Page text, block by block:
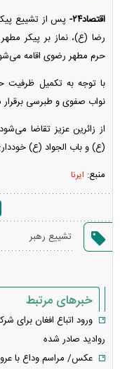
اقتصاد۲۴-
پس از تشییع
رضا (ع)، نماز بر پیکر
حرم مطهر رضوی اقامه
با توجه به تکمیل ظرفیت
نواب صفوی و طبرسی
از زائرین عزیز تقاضا
(ع) و باب الجواد (ع)
منبع: ایرنا
تشییع رهبر
خبرهای مرتبط
روادید صادر شده
عکس/ مراسم وداع با